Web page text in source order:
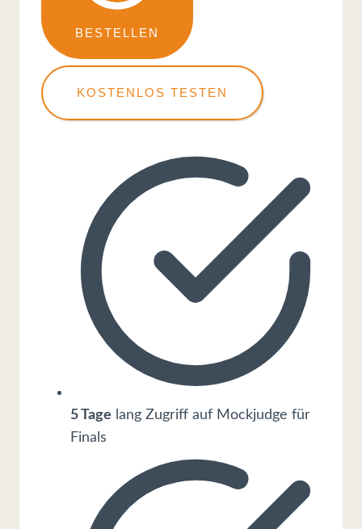
BESTELLEN
KOSTENLOS TESTEN
5 Tage lang Zugriff auf Mockjudge für
Finals